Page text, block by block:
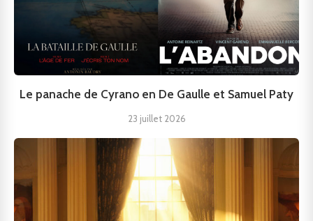
Le panache de Cyrano en De Gaulle et Samuel Paty
23 juillet 2026